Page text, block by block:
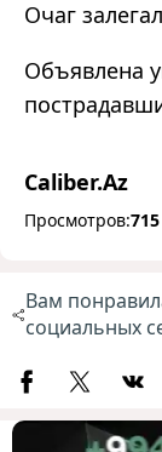
Очаг
Объявлена
Caliber.Az
Просмотров:715
Вам
социальных